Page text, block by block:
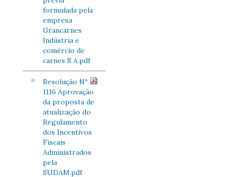
formulada pela
empresa
Grancarnes
Indústria e
comércio de
carnes S A.pdf
Resolução Nº
1116 Aprovação
da proposta de
atualização do
Regulamento
dos Incentivos
Fiscais
Administrados
pela
SUDAM.pdf